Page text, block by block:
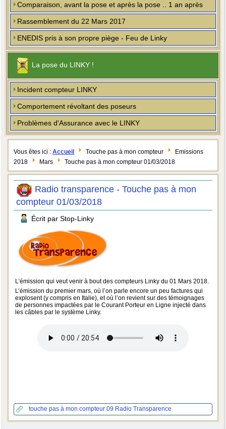
Comparaison, avant la pose et après la pose .. 1 an après
Rassemblement du 22 Mars 2017
ENEDIS pris à son propre piège - Feu de Linky
La pose du LINKY !
Incident compteur LINKY
Comportement révoltant des poseurs
Problèmes d'Assurance avec le LINKY
Vous êtes ici :Accueil Touche pas à mon compteur
Emissions
2018
Mars Touche pas à mon compteur 01/03/2018
Radio transparence - Touche pas à mon
compteur 01/03/2018
Écrit par Stop-Linky
L’émission qui veut venir à bout des compteurs Linky du 01 Mars 2018.
L’émission du premier mars, où l’on parle encore un peu factures qui
explosent (y compris en Italie), et où l’on revient sur des témoignages
de personnes impactées par le Courant Porteur en Ligne injecté dans
les câbles par le système Linky.
touche pas à mon compteur 09 Radio Transparence